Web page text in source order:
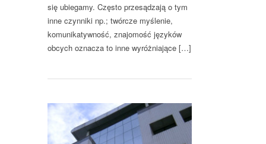
się ubiegamy. Często przesądzają o tym
inne czynniki np.; twórcze myślenie,
komunikatywność, znajomość języków
obcych oznacza to inne wyróżniające […]